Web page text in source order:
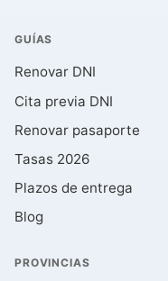
GUÍAS
Renovar DNI
Cita previa DNI
Renovar pasaporte
Tasas 2026
Plazos de entrega
Blog
PROVINCIAS